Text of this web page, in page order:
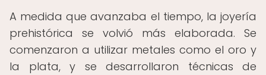
A medida que avanzaba el tiempo, la joyería
prehistórica se volvió más elaborada. Se
comenzaron a utilizar metales como el oro y
la plata, y se desarrollaron técnicas de